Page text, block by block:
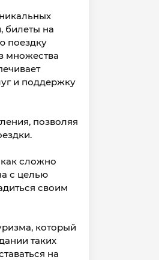
билеты на
поездку
множества
и поддержку
позволяя
сложно
с целью
своим
который
таких
на